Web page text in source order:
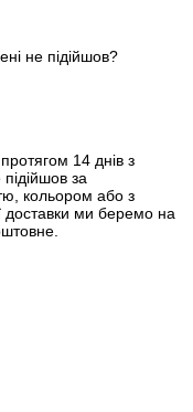
не підійшов?
14 днів з
за
кольором або з
доставки ми беремо на